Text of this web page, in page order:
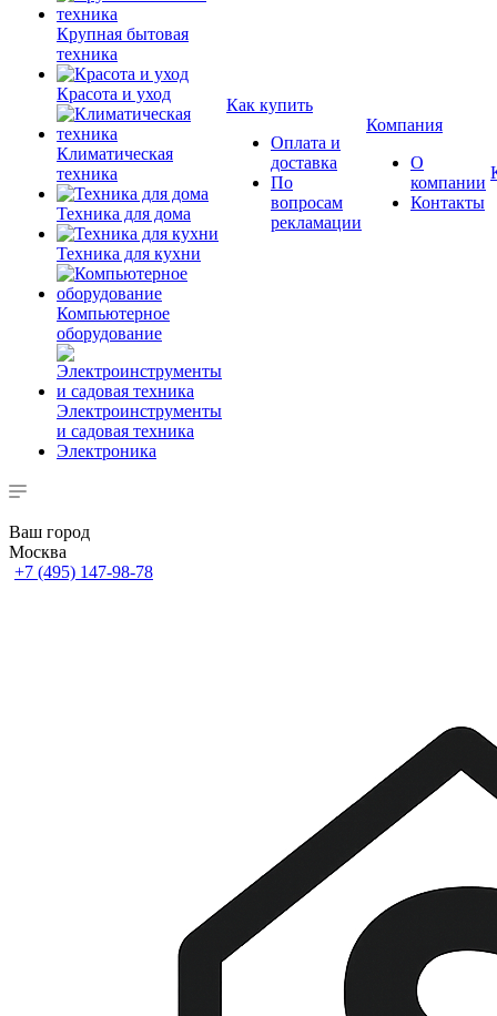
Крупная бытовая
техника
Красота и уход
Климатическая
техника
Техника для дома
Техника для кухни
Компьютерное
оборудование
Электроинструменты
и садовая техника
Электроника
Как купить
Оплата и
доставка
По
вопросам
рекламации
Компания
О
компании
Контакты
Ваш город
Москва
+7 (495) 147-98-78